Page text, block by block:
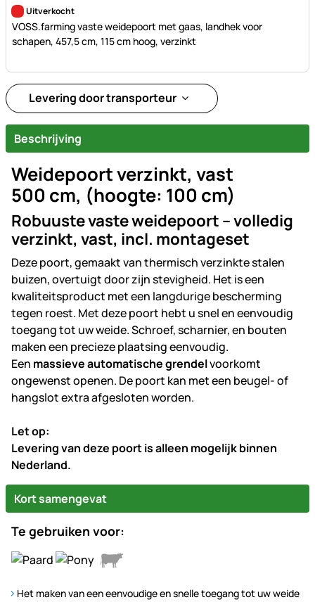
Uitverkocht
VOSS.farming vaste weidepoort met gaas, landhek voor
schapen, 457,5 cm, 115 cm hoog, verzinkt
Levering door transporteur
Beschrijving
Weidepoort verzinkt, vast
500 cm, (hoogte: 100 cm)
Robuuste vaste weidepoort – volledig
verzinkt, vast, incl. montageset
Deze poort, gemaakt van thermisch verzinkte stalen
buizen, overtuigt door zijn stevigheid. Het is een
kwaliteitsproduct met een langdurige bescherming
tegen roest. Met deze poort hebt u snel en eenvoudig
toegang tot uw weide. Schroef, scharnier, en bouten
maken een precieze plaatsing eenvoudig.
Een massieve automatische grendelvoorkomt
ongewenst openen. De poort kan met een beugel- of
hangslot extra afgesloten worden.
Let op:
Levering van deze poort is alleen mogelijk binnen
Nederland.
Kort samengevat
Te gebruiken voor:
Het maken van een eenvoudige en snelle toegang tot uw weide